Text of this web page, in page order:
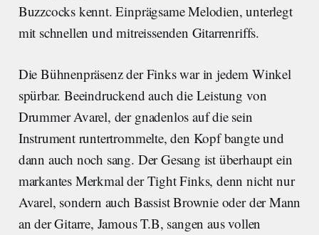
Buzzcocks kennt. Einprägsame Melodien, unterlegt
mit schnellen und mitreissenden Gitarrenriffs.
Die Bühnenpräsenz der Finks war in jedem Winkel
spürbar. Beeindruckend auch die Leistung von
Drummer Avarel, der gnadenlos auf die sein
Instrument runtertrommelte, den Kopf bangte und
dann auch noch sang. Der Gesang ist überhaupt ein
markantes Merkmal der Tight Finks, denn nicht nur
Avarel, sondern auch Bassist Brownie oder der Mann
an der Gitarre, Jamous T.B, sangen aus vollen